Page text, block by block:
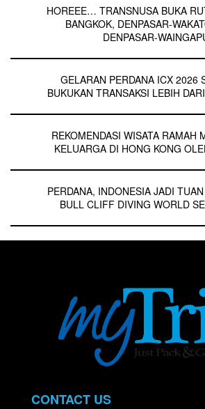
HOREEE… TRANSNUSA BUKA
BANGKOK, DENPASAR-
DENPASAR-
GELARAN PERDANA ICX 2026
BUKUKAN TRANSAKSI LEBIH
REKOMENDASI WISATA RAMAH
KELUARGA DI HONG KONG
PERDANA, INDONESIA JADI
BULL CLIFF DIVING WORLD
CONTACT US